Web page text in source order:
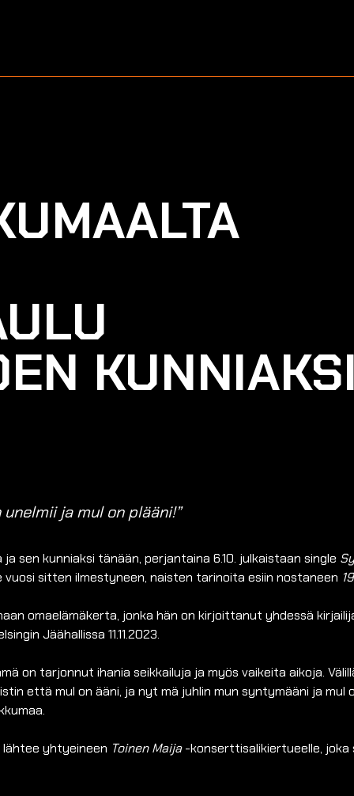
ja mul on plääni!”
sen kunniaksi tänään, perjantaina 6.10. julkaistaan single
sitten ilmestyneen, naisten tarinoita esiin nostaneen
omaelämäkerta, jonka hän on kirjoittanut yhdessä
Jäähallissa 11.11.2023.
on tarjonnut ihania seikkailuja ja myös vaikeita aikoja.
että mul on ääni, ja nyt mä juhlin mun syntymääni ja mul
lähtee yhtyeineen Toinen Maija-konserttisalikiertueelle, joka